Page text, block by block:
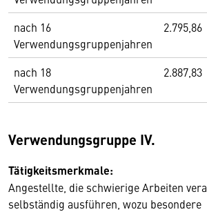
nach 16
Verwendungsgruppenjahren
2.795,86
nach 18
Verwendungsgruppenjahren
2.887,83
Verwendungsgruppe IV.
Tätigkeitsmerkmale:
Angestellte, die schwierige Arbeiten
selbständig ausführen, wozu besondere